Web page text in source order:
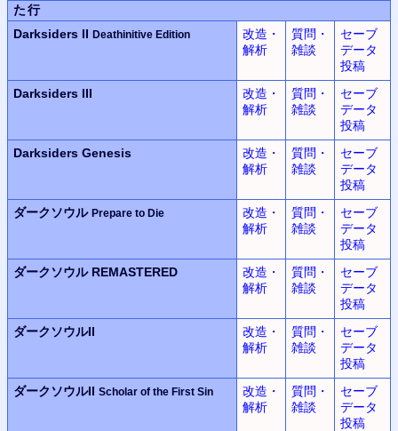
た行
Darksiders II Deathinitive Edition
改造・
解析
質問・
雑談
セーブ
データ
投稿
Darksiders III
改造・
解析
質問・
雑談
セーブ
データ
投稿
Darksiders Genesis
改造・
解析
質問・
雑談
セーブ
データ
投稿
ダークソウル Prepare to Die
改造・
解析
質問・
雑談
セーブ
データ
投稿
ダークソウル REMASTERED
改造・
解析
質問・
雑談
セーブ
データ
投稿
ダークソウルII
改造・
解析
質問・
雑談
セーブ
データ
投稿
ダークソウルII Scholar of the First Sin
改造・
解析
質問・
雑談
セーブ
データ
投稿